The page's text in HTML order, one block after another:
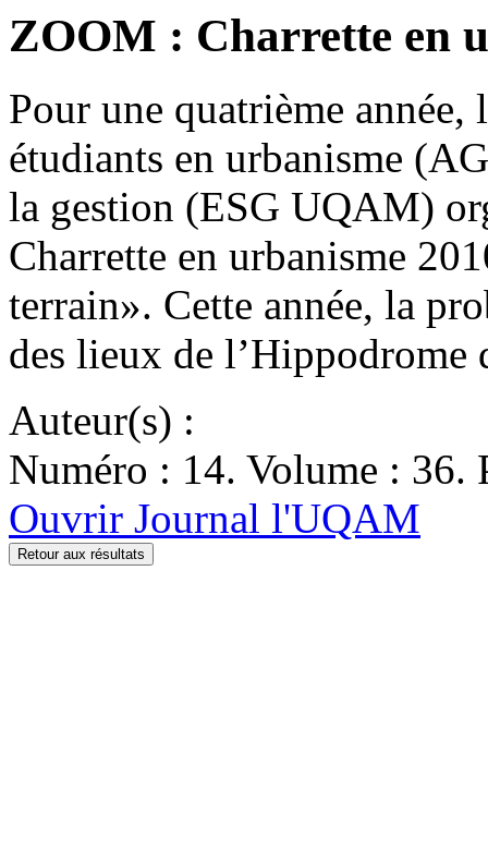
ZOOM : Charrette en
Pour une quatrième année,
étudiants en urbanisme
la gestion (ESG UQAM)
Charrette en urbanisme
terrain». Cette année, la
des lieux de
Auteur(s) :
Numéro : 14. Volume : 36.
Ouvrir Journal l'UQAM
Retour aux résultats